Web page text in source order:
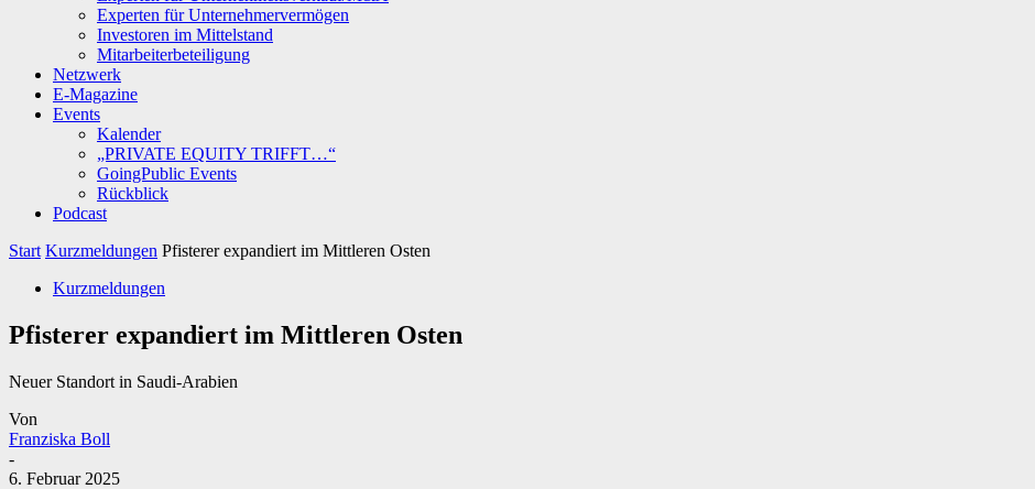
Experten für Unternehmervermögen
Investoren im Mittelstand
Mitarbeiterbeteiligung
Netzwerk
E-Magazine
Events
Kalender
„PRIVATE EQUITY TRIFFT…“
GoingPublic Events
Rückblick
Podcast
Start Kurzmeldungen Pfisterer expandiert im Mittleren Osten
Kurzmeldungen
Pfisterer expandiert im Mittleren Osten
Neuer Standort in Saudi-Arabien
Von
Franziska Boll
-
6. Februar 2025